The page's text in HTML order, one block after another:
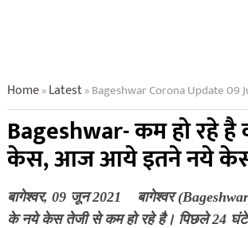
Home»Latest»Bageshwar Corona Update 09
Bageshwar- कम हो रहे है
केस, आज आये इतने नये
बागेश्वर, 09 जून 2021 बागेश्वर
के नये केस तेजी से कम हो रहे है। पिछले 24